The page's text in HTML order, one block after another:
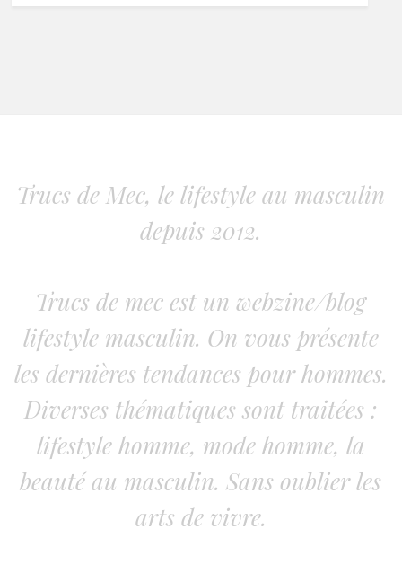
Trucs de Mec, le lifestyle au masculin
depuis 2012.
Trucs de mec est un webzine/blog
lifestyle masculin. On vous présente
les dernières tendances pour hommes.
Diverses thématiques sont traitées :
lifestyle homme, mode homme, la
beauté au masculin. Sans oublier les
arts de vivre.